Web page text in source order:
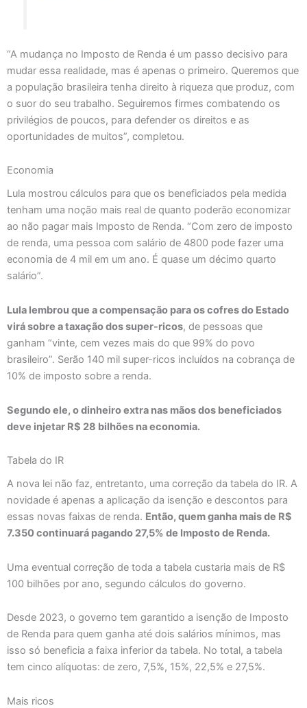
“A mudança no Imposto de Renda é um passo decisivo para
mudar essa realidade, mas é apenas o primeiro. Queremos que
a população brasileira tenha direito à riqueza que produz, com
o suor do seu trabalho. Seguiremos firmes combatendo os
privilégios de poucos, para defender os direitos e as
oportunidades de muitos”, completou.
Economia
Lula mostrou cálculos para que os beneficiados pela medida
tenham uma noção mais real de quanto poderão economizar
ao não pagar mais Imposto de Renda. “Com zero de imposto
de renda, uma pessoa com salário de 4800 pode fazer uma
economia de 4 mil em um ano. É quase um décimo quarto
salário”.
Lula lembrou que a compensação para os cofres do Estado
virá sobre a taxação dos super-ricos, de pessoas que
ganham “vinte, cem vezes mais do que 99% do povo
brasileiro”. Serão 140 mil super-ricos incluídos na cobrança de
10% de imposto sobre a renda.
Segundo ele, o dinheiro extra nas mãos dos beneficiados
deve injetar R$ 28 bilhões na economia.
Tabela do IR
A nova lei não faz, entretanto, uma correção da tabela do IR. A
novidade é apenas a aplicação da isenção e descontos para
essas novas faixas de renda. Então, quem ganha mais de R$
7.350 continuará pagando 27,5% de Imposto de Renda.
Uma eventual correção de toda a tabela custaria mais de R$
100 bilhões por ano, segundo cálculos do governo.
Desde 2023, o governo tem garantido a isenção de Imposto
de Renda para quem ganha até dois salários mínimos, mas
isso só beneficia a faixa inferior da tabela. No total, a tabela
tem cinco alíquotas: de zero, 7,5%, 15%, 22,5% e 27,5%.
Mais ricos